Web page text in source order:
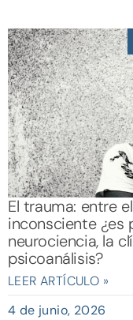
El trauma: entre
inconsciente ¿es
neurociencia, la
psicoanálisis?
LEER ARTÍCULO »
4 de junio, 2026